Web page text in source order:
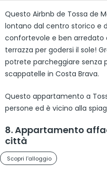
Questo Airbnb de Tossa de
lontano dal centro storico e
confortevole e ben arredato
terrazza per godersi il sole!
potrete parcheggiare senza
scappatelle in Costa Brava.
Questo appartamento a
persone ed è vicino alla
8. Appartamento
città
Scopri l'alloggio